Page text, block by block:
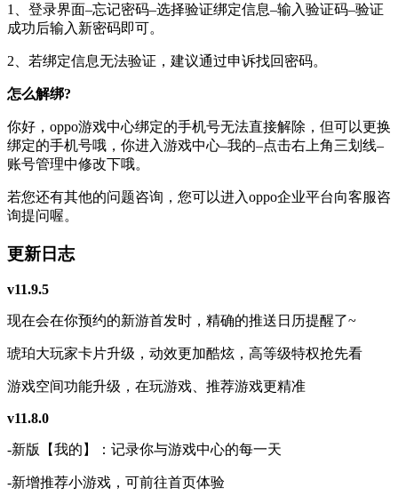
1、登录界面–忘记密码–选择验证绑定信息–输入验证码–验证
成功后输入新密码即可。
2、若绑定信息无法验证，建议通过申诉找回密码。
怎么解绑?
你好，oppo游戏中心绑定的手机号无法直接解除，但可以更换
绑定的手机号哦，你进入游戏中心–我的–点击右上角三划线–
账号管理中修改下哦。
若您还有其他的问题咨询，您可以进入oppo企业平台向客服咨
询提问喔。
更新日志
v11.9.5
现在会在你预约的新游首发时，精确的推送日历提醒了~
琥珀大玩家卡片升级，动效更加酷炫，高等级特权抢先看
游戏空间功能升级，在玩游戏、推荐游戏更精准
v11.8.0
-新版【我的】：记录你与游戏中心的每一天
-新增推荐小游戏，可前往首页体验